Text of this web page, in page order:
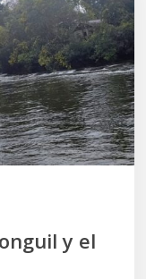
y el